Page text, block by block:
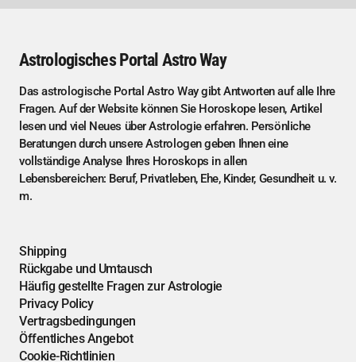
Astrologisches Portal Astro Way
Das astrologische Portal Astro Way gibt Antworten auf alle Ihre
Fragen. Auf der Website können Sie Horoskope lesen, Artikel
lesen und viel Neues über Astrologie erfahren. Persönliche
Beratungen durch unsere Astrologen geben Ihnen eine
vollständige Analyse Ihres Horoskops in allen
Lebensbereichen: Beruf, Privatleben, Ehe, Kinder, Gesundheit u. v.
m.
Shipping
Rückgabe und Umtausch
Häufig gestellte Fragen zur Astrologie
Privacy Policy
Vertragsbedingungen
Öffentliches Angebot
Cookie-Richtlinien